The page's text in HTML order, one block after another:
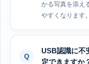
かる写真を添え
やすくなります。
USB認識に不
定できますか